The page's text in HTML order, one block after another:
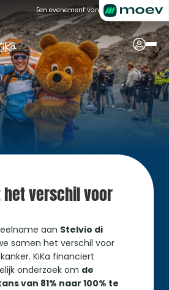
Een evenement van
verschil voor
aan Stelvio di
samen het verschil voor
KiKa financiert
onderzoek om de
van 81% naar 100% te